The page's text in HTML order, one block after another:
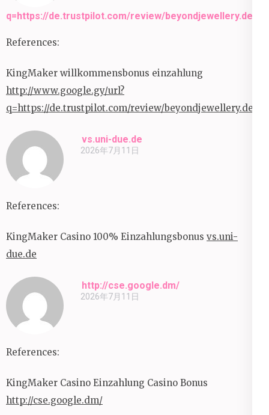
q=https://de.trustpilot.com/review/beyondjewellery.de
References:
KingMaker willkommensbonus einzahlung
http://www.google.gy/url?
q=https://de.trustpilot.com/review/beyondjewellery.de
vs.uni-due.de
2026年7月11日
References:
KingMaker Casino 100% Einzahlungsbonus vs.uni-
due.de
http://cse.google.dm/
2026年7月11日
References:
KingMaker Casino Einzahlung Casino Bonus
http://cse.google.dm/